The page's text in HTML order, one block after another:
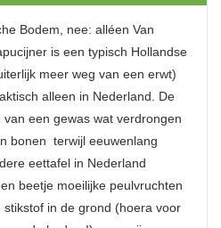
Bodem, nee: alléen Van
is een typisch Hollandse
meer weg van een erwt)
alleen in Nederland. De
een gewas wat verdrongen
bonen  terwijl eeuwenlang
eettafel in Nederland
beetje moeilijke peulvruchten
in de grond (hoera voor